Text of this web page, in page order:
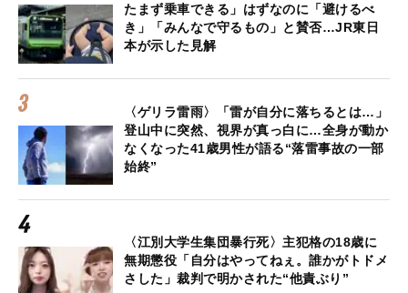
たまず乗車できる」はずなのに「避けるべ
き」「みんなで守るもの」と賛否…JR東日
本が示した見解
〈ゲリラ雷雨〉「雷が自分に落ちるとは…」
登山中に突然、視界が真っ白に…全身が動か
なくなった41歳男性が語る“落雷事故の一部
始終”
〈江別大学生集団暴行死〉主犯格の18歳に
無期懲役「自分はやってねぇ。誰かがトドメ
さした」裁判で明かされた“他責ぶり”